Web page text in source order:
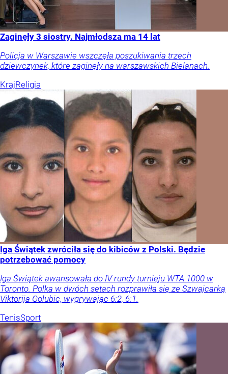
Zaginęły 3 siostry. Najmłodsza ma 14 lat
Policja w Warszawie wszczęła poszukiwania trzech
dziewczynek, które zaginęły na warszawskich Bielanach.
KrajReligia
Iga Świątek zwróciła się do kibiców z Polski. Będzie
potrzebować pomocy
Iga Świątek awansowała do IV rundy turnieju WTA 1000 w
Toronto. Polka w dwóch setach rozprawiła się ze Szwajcarką
Viktorija Golubic, wygrywając 6:2, 6:1.
TenisSport